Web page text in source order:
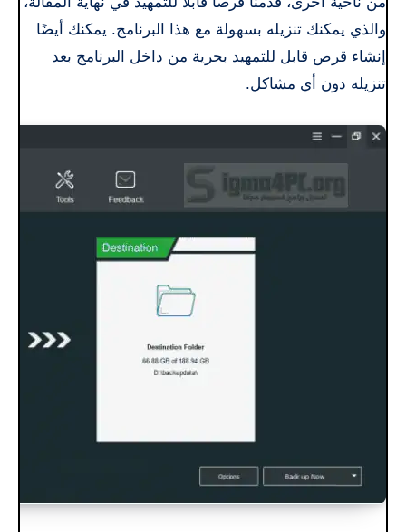
والذي يمكنك تنزيله بسهولة مع هذا البرنامج. يمكنك أيضًا
إنشاء قرص قابل للتمهيد بحرية من داخل البرنامج بعد
تنزيله دون أي مشاكل.